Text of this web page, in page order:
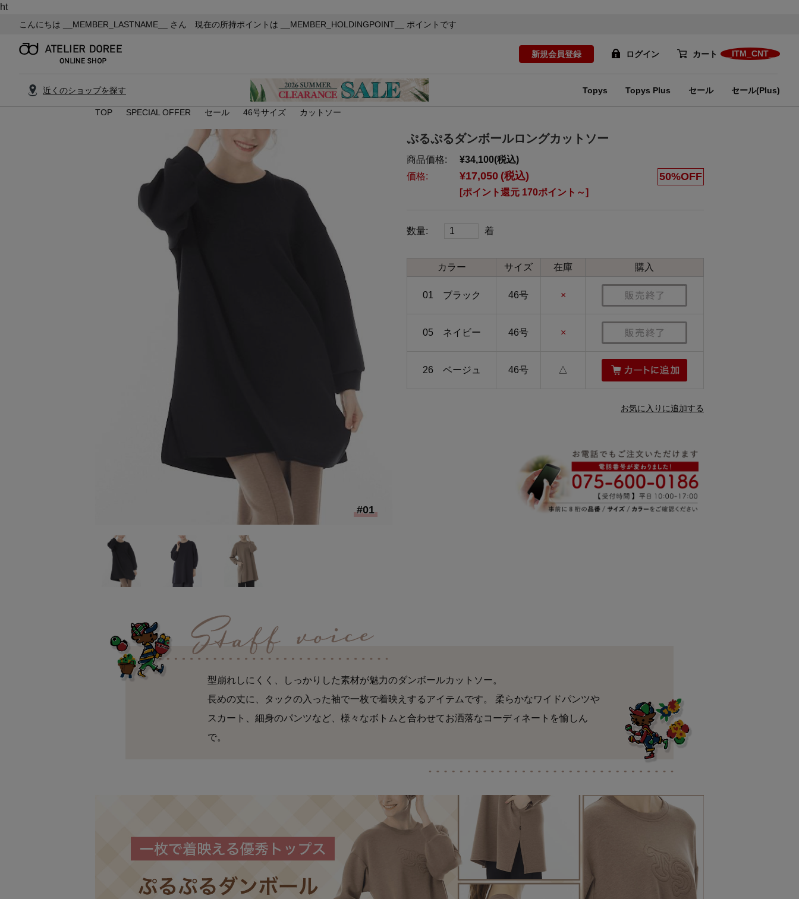
ht
こんにちは __MEMBER_LASTNAME__ さん 現在の所持ポイントは __MEMBER_HOLDINGPOINT__ ポイントです
新規会員登録 ログイン カート __ITM_CNT__
近くのショップを探す Topys Topys Plus セール セール(Plus)
TOP SPECIAL OFFER セール 46号サイズ カットソー
#01
ぷるぷるダンボールロングカットソー
商品価格: ¥34,100(税込)
価格:
¥17,050 (税込) 50%OFF
[ポイント還元 170ポイント～]
数量: 着
カラー サイズ 在庫 購入
01 ブラック 46号 ×
05 ネイビー 46号 ×
26 ベージュ 46号 △
お気に入りに追加する
型崩れしにくく、しっかりした素材が魅力のダンボールカットソー。
長めの丈に、タックの入った袖で一枚で着映えするアイテムです。 柔らかなワイドパンツや
スカート、細身のパンツなど、様々なボトムと合わせてお洒落なコーディネートを愉しん
で。